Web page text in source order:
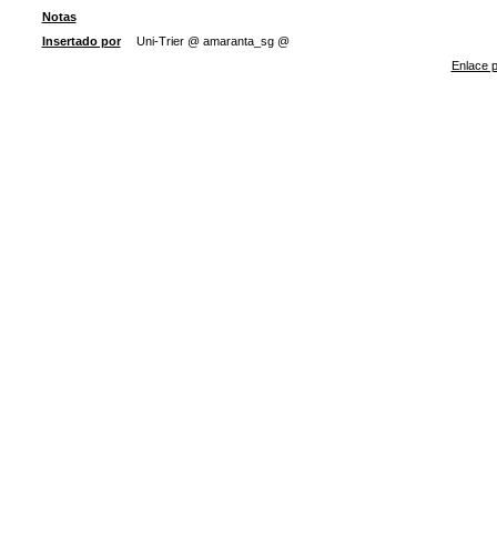
Notas
Insertado por
Uni-Trier @ amaranta_sg @
Enlace